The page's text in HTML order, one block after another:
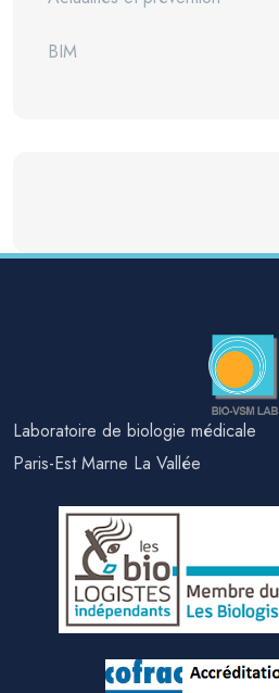
BIM
Laboratoire de biologie médicale
Paris-Est Marne La Vallée